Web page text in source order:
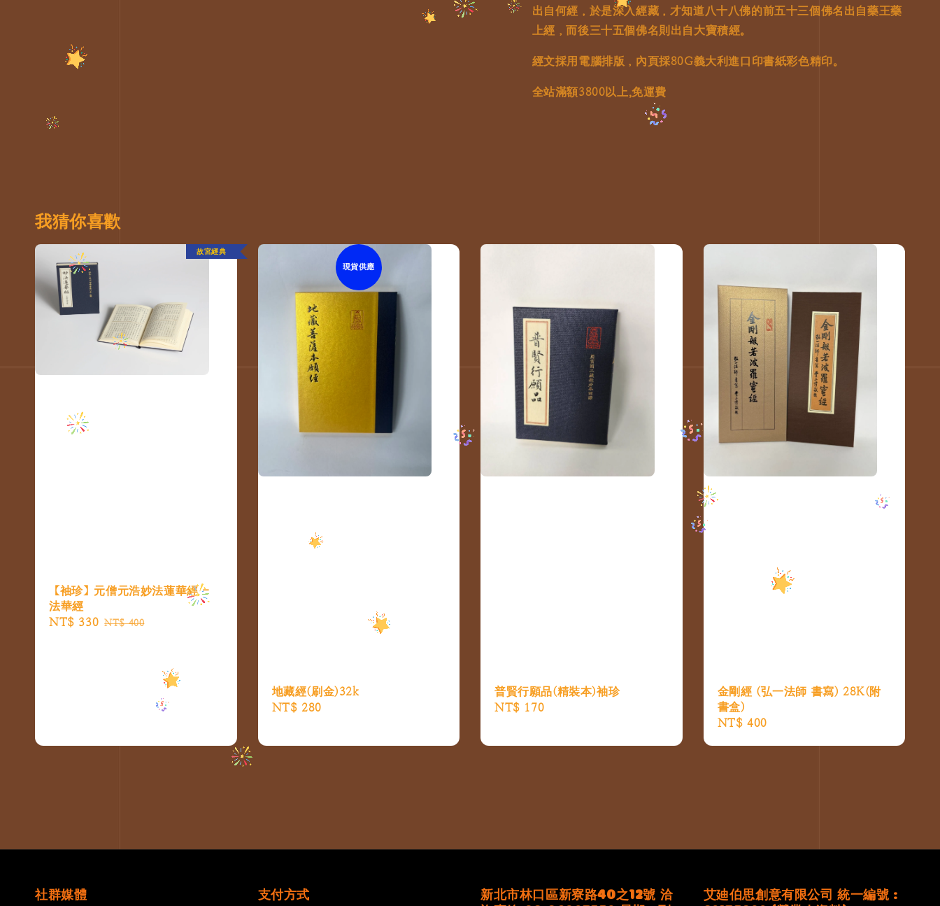
出自何經，於是深入經藏，才知道八十八佛的前五十三個佛名出自藥王藥
上經，而後三十五個佛名則出自大寶積經。
經文採用電腦排版，內頁採80G義大利進口印書紙彩色精印。
全站滿額3800以上,免運費
我猜你喜歡
故宮經典
【袖珍】元僧元浩妙法蓮華經 -
法華經
Sale
NT$ 330 Regular
NT$ 400
現貨供應
地藏經(刷金)32k
Regular
NT$ 280
普賢行願品(精裝本)袖珍
Regular
NT$ 170
金剛經 (弘一法師 書寫) 28K(附
書盒)
Regular
NT$ 400
社群媒體 支付方式 新北市林口區新寮路40之12號 洽 艾廸伯思創意有限公司 統一編號 :